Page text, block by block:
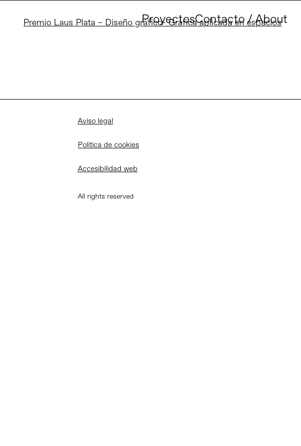
ProyectosContacto / About
Premio Laus Plata – Diseño gráfico- Gráfica aplicada en espacios
Aviso legal
Política de cookies
Accesibilidad web
All rights reserved